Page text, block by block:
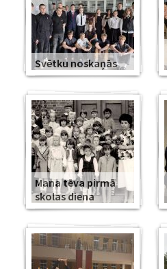
Svētku noskaņās
Mana tēva pirmā
skolas diena